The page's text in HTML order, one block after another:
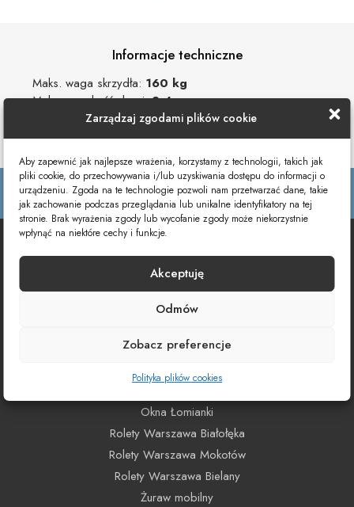
Zarządzaj zgodami plików cookie
Aby zapewnić jak najlepsze wrażenia, korzystamy z technologii, takich jak
pliki cookie, do przechowywania i/lub uzyskiwania dostępu do informacji o
urządzeniu. Zgoda na te technologie pozwoli nam przetwarzać dane, takie
jak zachowanie podczas przeglądania lub unikalne identyfikatory na tej
stronie. Brak wyrażenia zgody lub wycofanie zgody może niekorzystnie
wpłynąć na niektóre cechy i funkcje.
Akceptuję
Odmów
Zobacz preferencje
Polityka plików cookies
Informacje techniczne
Maks. waga skrzydła: 160 kg
Maks. wysokość drzwi:2,4 m
Maks. szerokość drzwi:3 m
Maks. powierzchnia skrzydła:3 m
Zawarte na stroniewww.oknostacja.pltreści mają charakter
poglądowo informacyjny i nie stanowią oferty handlowej
Na skróty
Brama segmentowa Warszawa
Okna Warszawa Białołęka
Okna Legionowo
Okna Wołomin
Okna Łomianki
Rolety Warszawa Białołęka
Rolety Warszawa Mokotów
Rolety Warszawa Bielany
Żuraw mobilny